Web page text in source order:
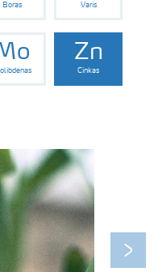
Boras Varis
Zn
Cinkas
Next